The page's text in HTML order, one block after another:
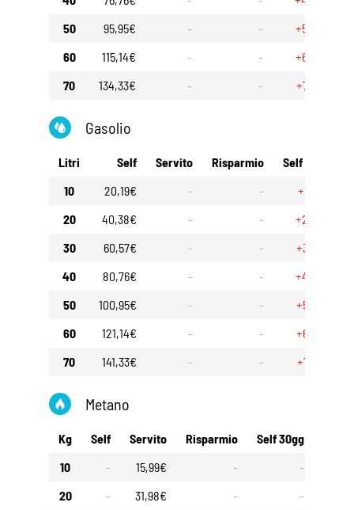
50
95,95€ - -
+5,00€
60
115,14€ - -
+6,00€
70
134,33€ - - +7,00€
Gasolio
Litri Self Servito Risparmio Self 30gg
10
20,19€ - -
+1,00€
20
40,38€ - -
+2,00€
30
60,57€ - -
+3,00€
40
80,76€ - -
+4,00€
50
100,95€ - -
+5,00€
60
121,14€ - -
+6,00€
70
141,33€ - - +7,00€
Metano
Kg Self Servito Risparmio Self 30gg
10
- 15,99€ -
-
20
- 31,98€ -
-